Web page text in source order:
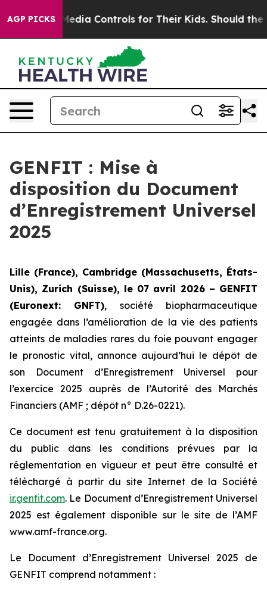
AGP PICKSMedia Controls for Their Kids. Should the US?
GENFIT : Mise à
disposition du Document
d’Enregistrement Universel
2025
Lille (France), Cambridge (Massachusetts, États-
Unis), Zurich (Suisse), le 07 avril 2026 – GENFIT
(Euronext: GNFT), société biopharmaceutique
engagée dans l’amélioration de la vie des patients
atteints de maladies rares du foie pouvant engager
le pronostic vital, annonce aujourd’hui le dépôt de
son Document d’Enregistrement Universel pour
l’exercice 2025 auprès de l’Autorité des Marchés
Financiers (AMF ; dépôt n° D.26-0221).
Ce document est tenu gratuitement à la disposition
du public dans les conditions prévues par la
réglementation en vigueur et peut être consulté et
téléchargé à partir du site Internet de la Société
ir.genfit.com. Le Document d’Enregistrement Universel
2025 est également disponible sur le site de l’AMF
www.amf-france.org.
Le Document d’Enregistrement Universel 2025 de
GENFIT comprend notamment :